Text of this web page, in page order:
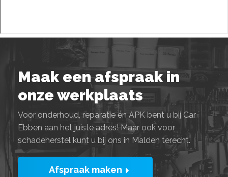
Maak een afspraak in
onze werkplaats
Voor onderhoud, reparatie én APK bent u bij Car
Ebben aan het juiste adres! Maar ook voor
schadeherstel kunt u bij ons in Malden terecht.
Afspraak maken